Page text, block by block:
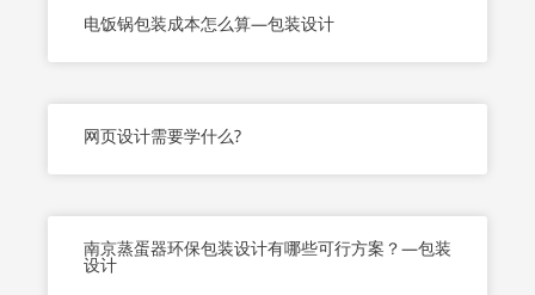
电饭锅包装成本怎么算—包装设计
网页设计需要学什么?
南京蒸蛋器环保包装设计有哪些可行方案？—包装
设计